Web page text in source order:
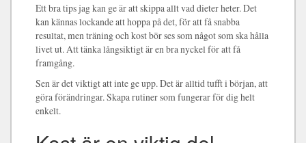
Ett bra tips jag kan ge är att skippa allt vad dieter heter. Det
kan kännas lockande att hoppa på det, för att få snabba
resultat, men träning och kost bör ses som något som ska hålla
livet ut. Att tänka långsiktigt är en bra nyckel för att få
framgång.
Sen är det viktigt att inte ge upp. Det är alltid tufft i början, att
göra förändringar. Skapa rutiner som fungerar för dig helt
enkelt.